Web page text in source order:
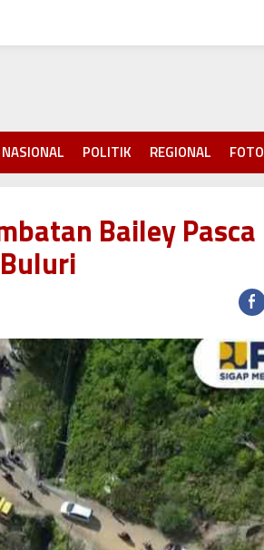
NASIONAL POLITIK REGIONAL FOTO
Bailey Pasca